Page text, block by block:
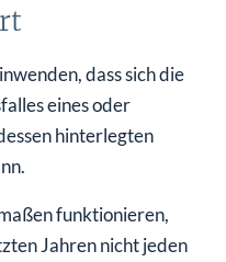
dass sich die
eines oder
hinterlegten
funktionieren,
Jahren nicht jeden